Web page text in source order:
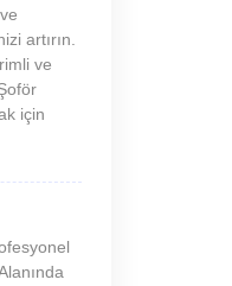
artırın.
ve
için